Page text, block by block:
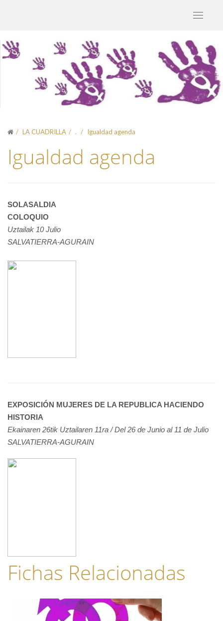
Toggle
LA CUADRILLA . Igualdad agenda
Igualdad agenda
SOLASALDIA
COLOQUIO
Uztailak 10 Julio
SALVATIERRA-AGURAIN
EXPOSICIÓN MUJERES DE LA REPUBLICA HACIENDO
HISTORIA
Ekainaren 26tik Uztailaren 11ra / Del 26 de Junio al 11 de Julio
SALVATIERRA-AGURAIN
Fichas Relacionadas